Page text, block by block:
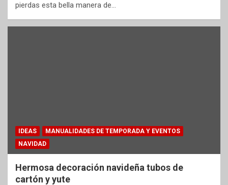
pierdas esta bella manera de…
IDEAS
MANUALIDADES DE TEMPORADA Y EVENTOS
NAVIDAD
Hermosa decoración navideña tubos de
cartón y yute